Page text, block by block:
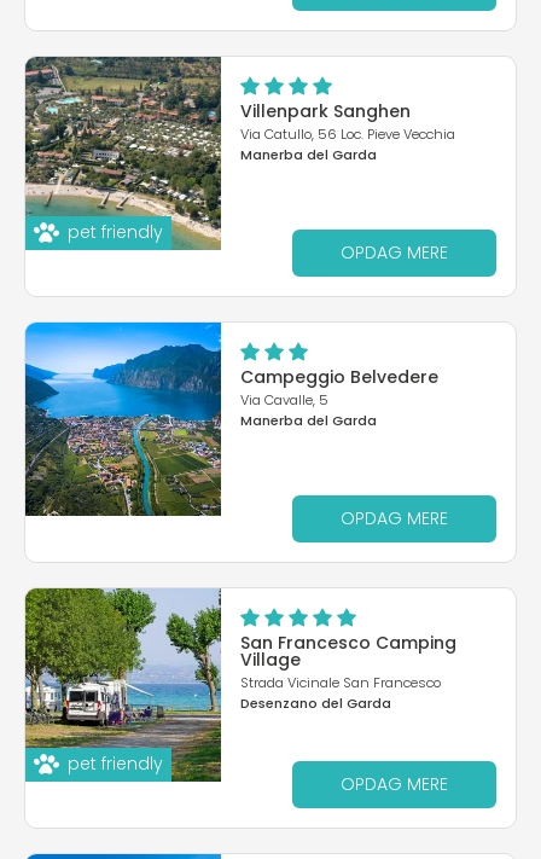
pet friendly
Villenpark Sanghen
Via Catullo, 56 Loc. Pieve Vecchia
Manerba del Garda
OPDAG MERE
Campeggio Belvedere
Via Cavalle, 5
Manerba del Garda
OPDAG MERE
pet friendly
San Francesco Camping
Village
Strada Vicinale San Francesco
Desenzano del Garda
OPDAG MERE